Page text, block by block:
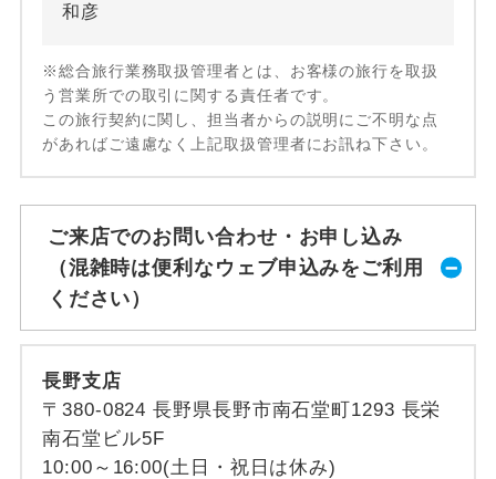
和彦
※総合旅行業務取扱管理者とは、お客様の旅行を取扱
う営業所での取引に関する責任者です。
この旅行契約に関し、担当者からの説明にご不明な点
があればご遠慮なく上記取扱管理者にお訊ね下さい。
ご来店でのお問い合わせ・お申し込み
（混雑時は便利なウェブ申込みをご利用
ください）
長野支店
〒380-0824 長野県長野市南石堂町1293 長栄
南石堂ビル5F
10:00～16:00(土日・祝日は休み)